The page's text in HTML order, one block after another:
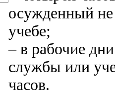
осужденный не
учебе;
– в рабочие
службы или
часов.